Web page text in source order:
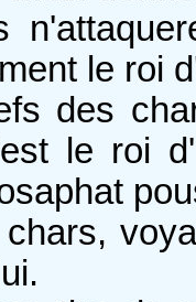
le roi
des
le roi